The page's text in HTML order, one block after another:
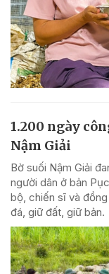
1.200 ngày
Nậm Giải
Bờ suối Nậm Giải
người dân ở bản
bộ, chiến sĩ và
đá, giữ đất, giữ bản.